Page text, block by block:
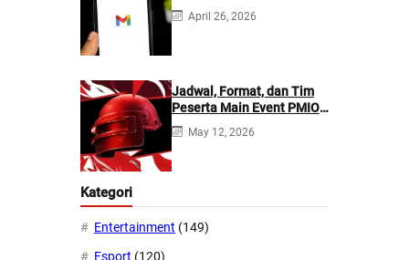
April 26, 2026
Jadwal, Format, dan Tim
Peserta Main Event PMIO
2026
May 12, 2026
Kategori
Entertainment (149)
Esport (120)